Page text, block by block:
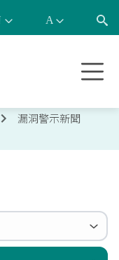
漏洞警示新聞